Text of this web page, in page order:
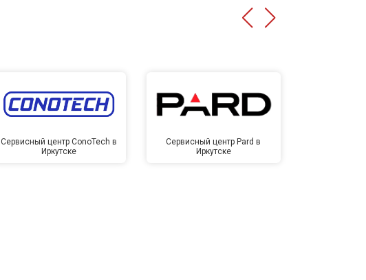
Сервисный центр ConoTech в
Иркутске
Сервисный центр Pard в
Иркутске